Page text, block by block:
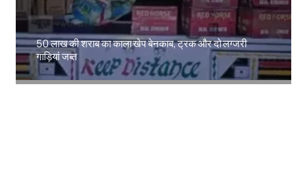
50 लाख की शराब का काला खेप बेनकाब, ट्रक और दो लग्जरी
गाड़ियां जब्त
Amit Lekh